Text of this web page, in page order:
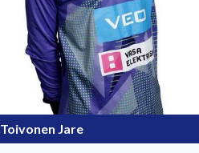
Toivonen Jare